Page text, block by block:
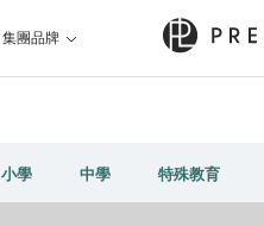
集團品牌
小學 中學 特殊教育